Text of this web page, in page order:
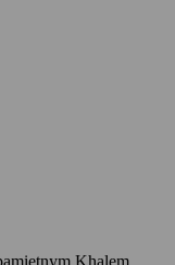
Khalem